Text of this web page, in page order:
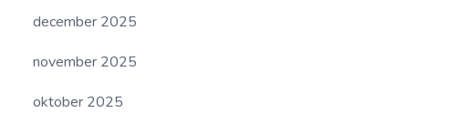
december 2025
november 2025
oktober 2025